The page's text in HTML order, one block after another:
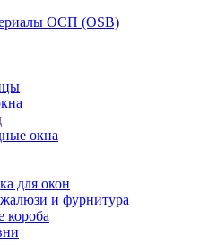
ОСП (OSB)
окна
для окон
и фурнитура
короба